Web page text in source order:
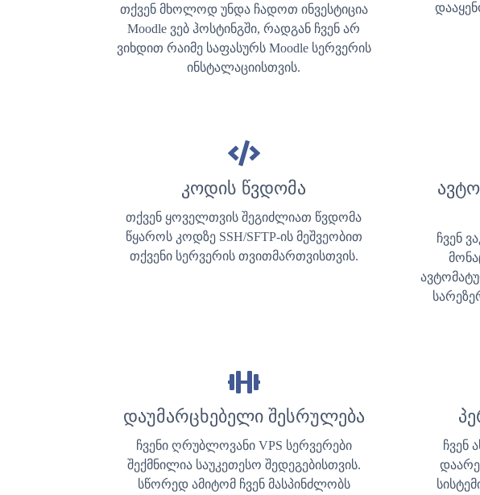
თქვენ მხოლოდ უნდა ჩადოთ ინვესტიცია
Moodle ვებ ჰოსტინგში, რადგან ჩვენ არ
ვიხდით რაიმე საფასურს Moodle სერვერის
ინსტალაციისთვის.
კოდის წვდომა
თქვენ ყოველთვის შეგიძლიათ წვდომა
წყაროს კოდზე SSH/SFTP-ის მეშვეობით
თქვენი სერვერის თვითმართვისთვის.
ჩვენ
დაუმარცხებელი შესრულება
ჩვენი ღრუბლოვანი VPS სერვერები
შექმნილია საუკეთესო შედეგებისთვის.
სწორედ ამიტომ ჩვენ მასპინძლობს
ჩვენ